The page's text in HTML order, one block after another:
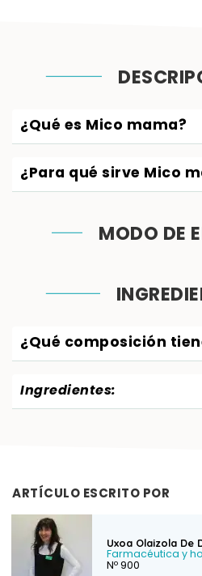
¿Qué es Mico mama?
¿Para qué sirve Mico
MODO DE
¿Qué composición
Ingredientes:
ARTÍCULO ESCRITO POR
Uxoa Olaizola De
Farmacéutica y
Nº 900